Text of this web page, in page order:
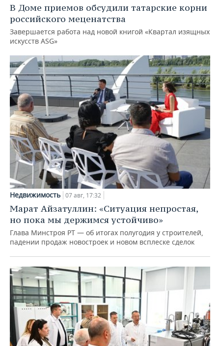
В Доме приемов обсудили татарские корни
российского меценатства
Завершается работа над новой книгой «Квартал изящных
искусств ASG»
Недвижимость 07 авг, 17:32
Марат Айзатуллин: «Ситуация непростая,
но пока мы держимся устойчиво»
Глава Минстроя РТ — об итогах полугодия у строителей,
падении продаж новостроек и новом всплеске сделок